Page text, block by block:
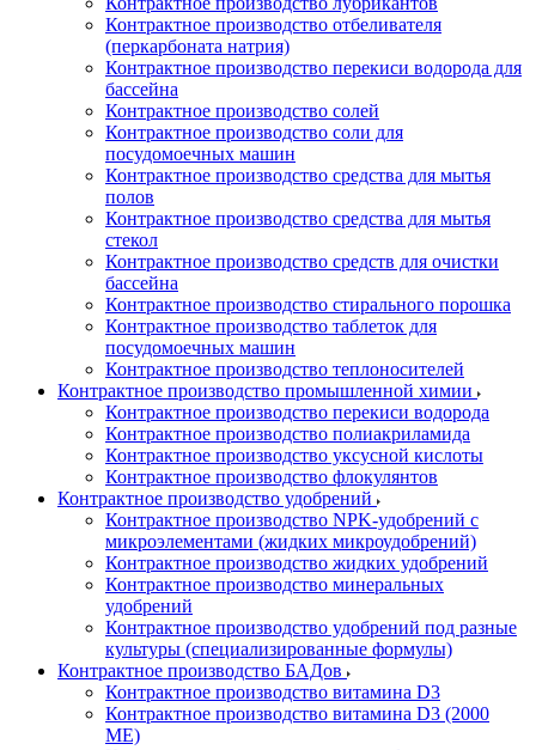
Контрактное производство отбеливателя
(перкарбоната натрия)
Контрактное производство перекиси водорода для
бассейна
Контрактное производство солей
Контрактное производство соли для
посудомоечных машин
Контрактное производство средства для мытья
полов
Контрактное производство средства для мытья
стекол
Контрактное производство средств для очистки
бассейна
Контрактное производство стирального порошка
Контрактное производство таблеток для
посудомоечных машин
Контрактное производство теплоносителей
Контрактное производство промышленной химии
Контрактное производство перекиси водорода
Контрактное производство полиакриламида
Контрактное производство уксусной кислоты
Контрактное производство флокулянтов
Контрактное производство удобрений
Контрактное производство NPK-удобрений с
микроэлементами (жидких микроудобрений)
Контрактное производство жидких удобрений
Контрактное производство минеральных
удобрений
Контрактное производство удобрений под разные
культуры (специализированные формулы)
Контрактное производство БАДов
Контрактное производство витамина D3
Контрактное производство витамина D3 (2000
МЕ)